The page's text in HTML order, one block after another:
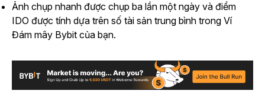
Ảnh chụp nhanh được chụp ba lần một ngày và điểm
IDO được tính dựa trên số tài sản trung bình trong Ví
Đám mây Bybit của bạn.